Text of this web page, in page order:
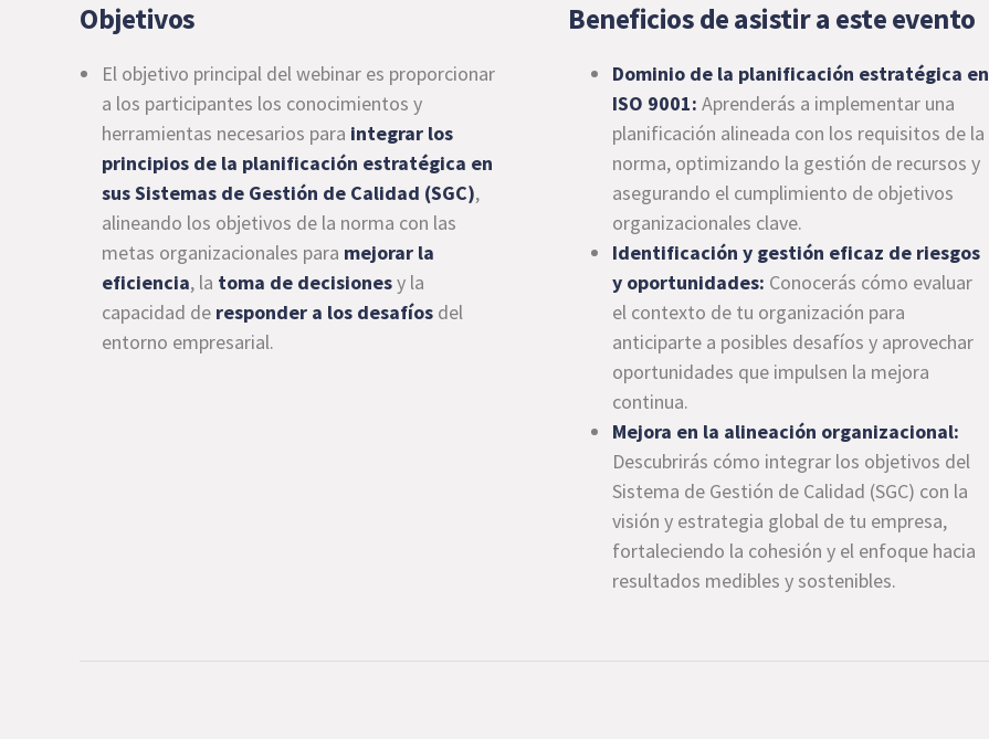
Objetivos
El objetivo principal del webinar es proporcionar
a los participantes los conocimientos y
herramientas necesarios para integrar los
principios de la planificación estratégica en
sus Sistemas de Gestión de Calidad (SGC),
alineando los objetivos de la norma con las
metas organizacionales para mejorar la
eficiencia, la toma de decisionesy la
capacidad de responder a los desafíos del
entorno empresarial.
Beneficios de asistir a este evento
Dominio de la planificación estratégica en
ISO 9001: Aprenderás a implementar una
planificación alineada con los requisitos de la
norma, optimizando la gestión de recursos y
asegurando el cumplimiento de objetivos
organizacionales clave.
Identificación y gestión eficaz de riesgos
y oportunidades: Conocerás cómo evaluar
el contexto de tu organización para
anticiparte a posibles desafíos y aprovechar
oportunidades que impulsen la mejora
continua.
Mejora en la alineación organizacional:
Descubrirás cómo integrar los objetivos del
Sistema de Gestión de Calidad (SGC) con la
visión y estrategia global de tu empresa,
fortaleciendo la cohesión y el enfoque hacia
resultados medibles y sostenibles.